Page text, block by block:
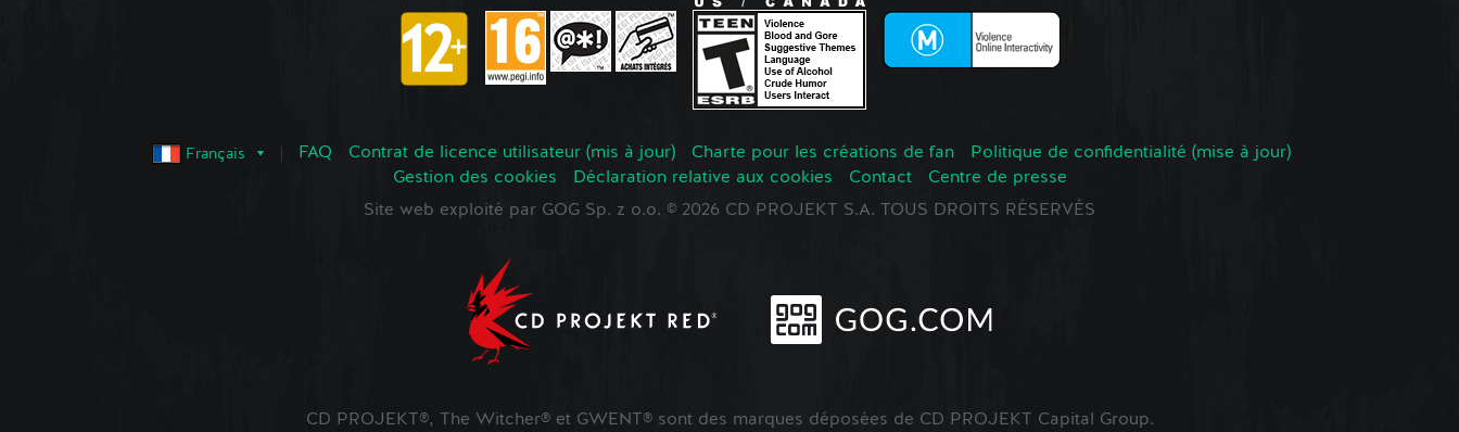
Français FAQ Contrat de licence utilisateur (mis à jour) Charte pour les créations de fan
Politique de confidentialité (mise à jour)
Gestion des cookies
Déclaration relative aux cookies Contact
Centre de presse
Site web exploité par GOG Sp. z o.o. © 2026 CD PROJEKT S.A. TOUS DROITS RÉSERVÉS
CD PROJEKT®, The Witcher® et GWENT® sont des marques déposées de CD PROJEKT Capital Group.